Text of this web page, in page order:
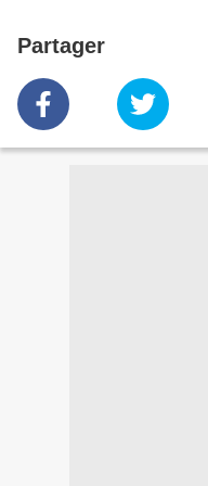
Partager